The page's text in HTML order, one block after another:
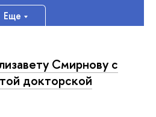
Еще
Смирнову с
докторской